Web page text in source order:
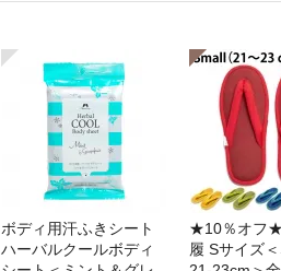
ボディ用汗ふきシート
ハーバルクールボディ
★10％オフ
履 Sサイズ